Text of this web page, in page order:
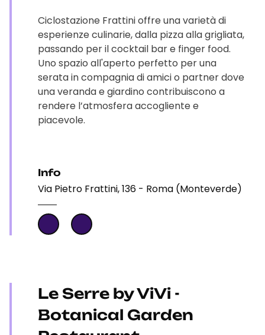
Ciclostazione Frattini offre una varietà di
esperienze culinarie, dalla pizza alla grigliata,
passando per il cocktail bar e finger food.
Uno spazio all'aperto perfetto per una
serata in compagnia di amici o partner dove
una veranda e giardino contribuiscono a
rendere l’atmosfera accogliente e
piacevole.
Info
Via Pietro Frattini, 136 - Roma (Monteverde)
Le Serre by ViVi -
Botanical Garden